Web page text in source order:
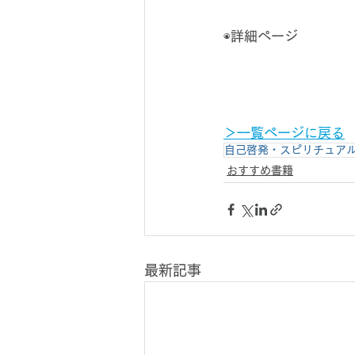
◉詳細ページ
＞一覧ページに戻る
自己啓発・スピリチュア
おすすめ書籍
最新記事